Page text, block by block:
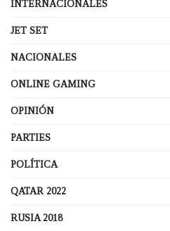
INTERNACIONALES
JET SET
NACIONALES
ONLINE GAMING
OPINIÓN
PARTIES
POLÍTICA
QATAR 2022
RUSIA 2018